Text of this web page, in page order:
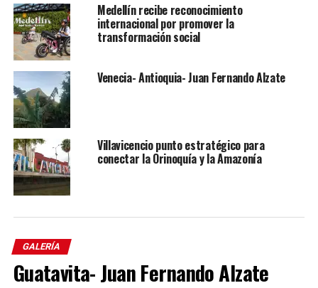
Medellín recibe reconocimiento
internacional por promover la
transformación social
Venecia- Antioquia- Juan Fernando Alzate
Villavicencio punto estratégico para
conectar la Orinoquía y la Amazonía
GALERÍA
Guatavita- Juan Fernando Alzate